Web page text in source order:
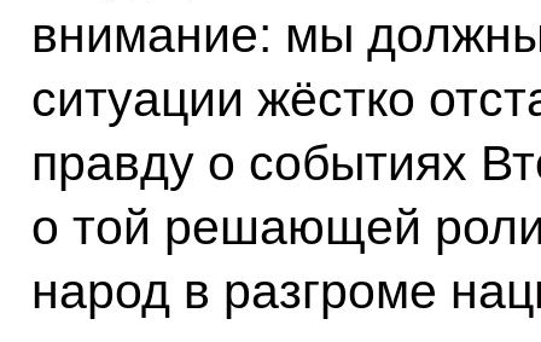
внимание: мы
ситуации жёстко
правду о событиях
о той решающей
народ в разгроме